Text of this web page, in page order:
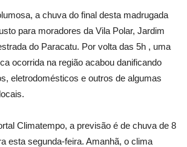
a chuva do final desta madrugada
para moradores da Vila Polar, Jardim
do Paracatu. Por volta das 5h , uma
ocorrida na região acabou danificando
eletrodomésticos e outros de algumas
Climatempo, a previsão é de chuva de 8
esta segunda-feira. Amanhã, o clima